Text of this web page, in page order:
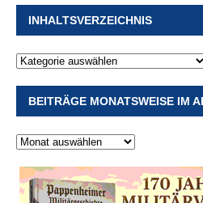
INHALTSVERZEICHNIS
BEITRÄGE MONATSWEISE IM